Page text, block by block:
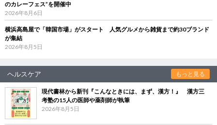
のカレーフェス”を開催中
2026年8月6日
横浜高島屋で「韓国市場」がスタート 人気グルメから雑貨まで約30ブランド
が集結
2026年8月5日
ヘルスケア もっと見る
現代書林から新刊『こんなときには、まず、漢方！』 漢方三
考塾の15人の医師や薬剤師が執筆
2026年8月5日